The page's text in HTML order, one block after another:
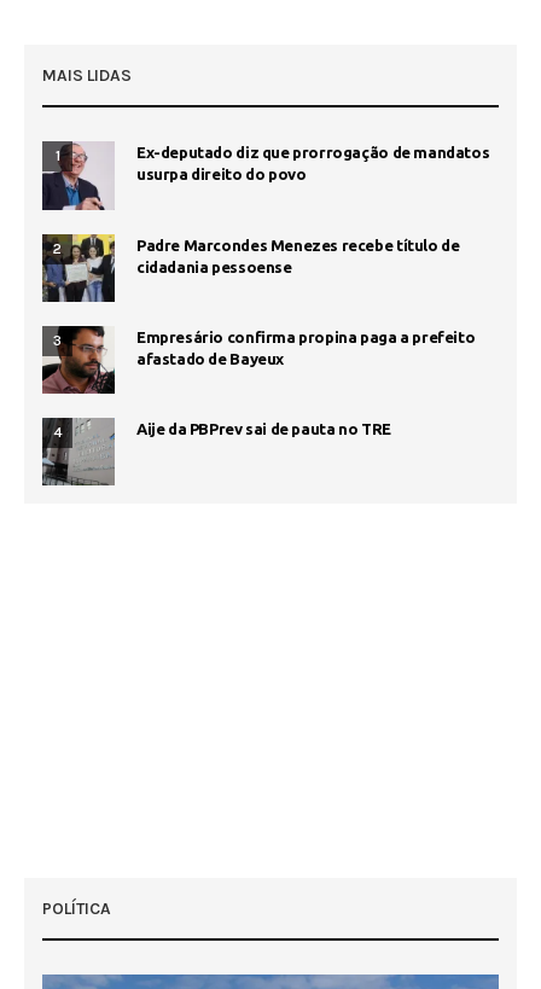
MAIS LIDAS
1
Ex-deputado diz que prorrogação de mandatos
usurpa direito do povo
2
Padre Marcondes Menezes recebe título de
cidadania pessoense
3
Empresário confirma propina paga a prefeito
afastado de Bayeux
4 Aije da PBPrev sai de pauta no TRE
POLÍTICA